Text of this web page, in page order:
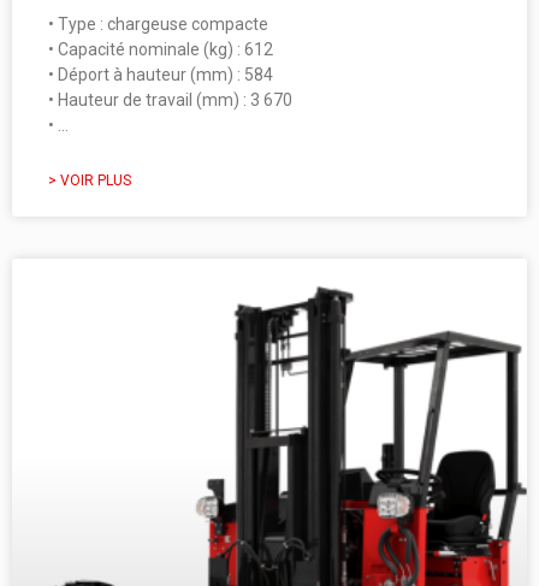
• Type : chargeuse compacte
• Capacité nominale (kg) : 612
• Déport à hauteur (mm) : 584
• Hauteur de travail (mm) : 3 670
• …
> VOIR PLUS